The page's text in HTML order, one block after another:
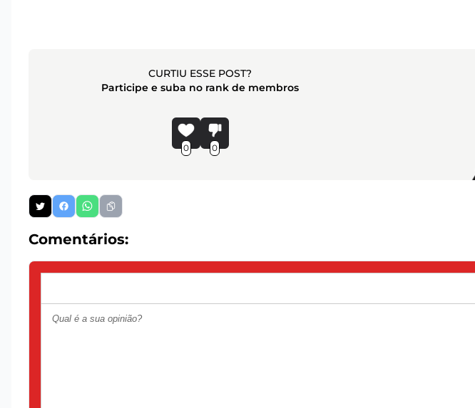
CURTIU ESSE POST?
Participe e suba no rank de membros
0 0
Comentários: